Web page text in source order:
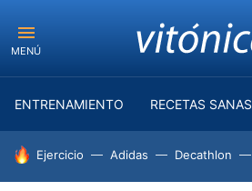
MENÚ
ENTRENAMIENTO RECETAS SANAS
HOY SE HABLA DE
Ejercicio Adidas Decathlon